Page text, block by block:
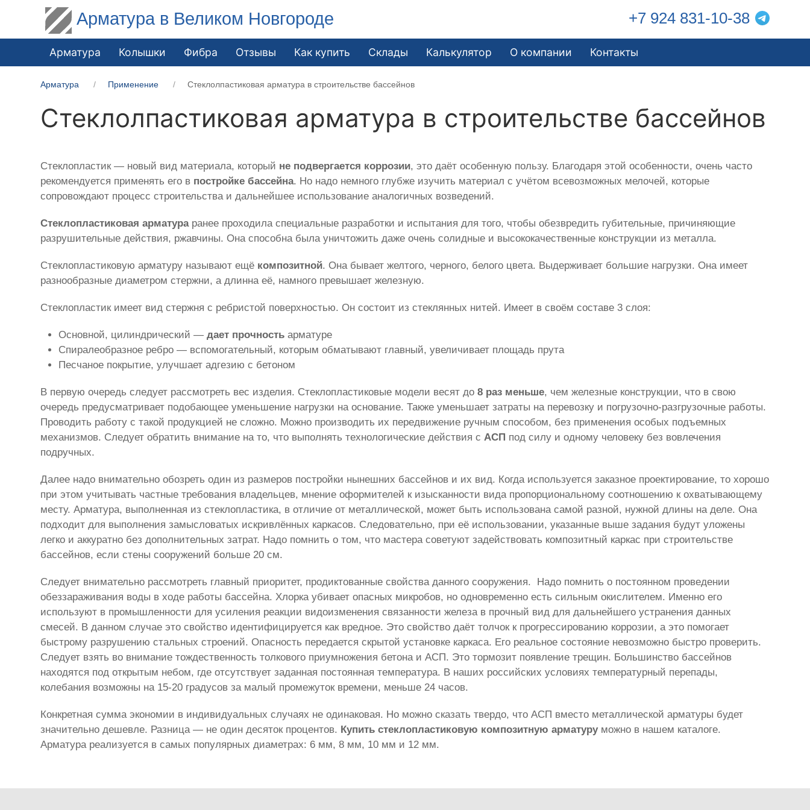
Арматура в Великом Новгороде +7 924 831-10-38
Арматура Колышки Фибра Отзывы Как купить Склады Калькулятор О компании Контакты
Арматура Применение Стеклолпастиковая арматура в строительстве бассейнов
Стеклолпастиковая арматура в строительстве бассейнов
Стеклопластик — новый вид материала, который не подвергается коррозии, это даёт особенную пользу. Благодаря этой особенности, очень часто
рекомендуется применять его в постройке бассейна. Но надо немного глубже изучить материал с учётом всевозможных мелочей, которые
сопровождают процесс строительства и дальнейшее использование аналогичных возведений.
Стеклопластиковая арматураранее проходила специальные разработки и испытания для того, чтобы обезвредить губительные, причиняющие
разрушительные действия, ржавчины. Она способна была уничтожить даже очень солидные и высококачественные конструкции из металла.
Стеклопластиковую арматуру называют ещё композитной. Она бывает желтого, черного, белого цвета. Выдерживает большие нагрузки. Она имеет
разнообразные диаметром стержни, а длинна её, намного превышает железную.
Стеклопластик имеет вид стержня с ребристой поверхностью. Он состоит из стеклянных нитей. Имеет в своём составе 3 слоя:
Основной, цилиндрический —дает прочность арматуре
Спиралеобразное ребро — вспомогательный, которым обматывают главный, увеличивает площадь прута
Песчаное покрытие, улучшает адгезию с бетоном
В первую очередь следует рассмотреть вес изделия. Стеклопластиковые модели весят до8 раз меньше, чем железные конструкции, что в свою
очередь предусматривает подобающее уменьшение нагрузки на основание. Также уменьшает затраты на перевозку и погрузочно-разгрузочные работы.
Проводить работу с такой продукцией не сложно. Можно производить их передвижение ручным способом, без применения особых подъемных
механизмов. Следует обратить внимание на то, что выполнять технологические действия с АСП под силу и одному человеку без вовлечения
подручных.
Далее надо внимательно обозреть один из размеров постройки нынешних бассейнов и их вид. Когда используется заказное проектирование, то хорошо
при этом учитывать частные требования владельцев, мнение оформителей к изысканности вида пропорциональному соотношению к охватывающему
месту. Арматура, выполненная из стеклопластика, в отличие от металлической, может быть использована самой разной, нужной длины на деле. Она
подходит для выполнения замысловатых искривлённых каркасов. Следовательно, при её использовании, указанные выше задания будут уложены
легко и аккуратно без дополнительных затрат. Надо помнить о том, что мастера советуют задействовать композитный каркас при строительстве
бассейнов, если стены сооружений больше 20 см.
Следует внимательно рассмотреть главный приоритет, продиктованные свойства данного сооружения. Надо помнить о постоянном проведении
обеззараживания воды в ходе работы бассейна. Хлорка убивает опасных микробов, но одновременно есть сильным окислителем. Именно его
используют в промышленности для усиления реакции видоизменения связанности железа в прочный вид для дальнейшего устранения данных
смесей. В данном случае это свойство идентифицируется как вредное. Это свойство даёт толчок к прогрессированию коррозии, а это помогает
быстрому разрушению стальных строений. Опасность передается скрытой установке каркаса. Его реальное состояние невозможно быстро проверить.
Следует взять во внимание тождественность толкового приумножения бетона и АСП. Это тормозит появление трещин. Большинство бассейнов
находятся под открытым небом, где отсутствует заданная постоянная температура. В наших российских условиях температурный перепады,
колебания возможны на 15-20 градусов за малый промежуток времени, меньше 24 часов.
Конкретная сумма экономии в индивидуальных случаях не одинаковая. Но можно сказать твердо, что АСП вместо металлической арматуры будет
значительно дешевле. Разница — не один десяток процентов. Купить стеклопластиковую композитную арматуруможно в нашем каталоге.
Арматура реализуется в самых популярных диаметрах: 6 мм, 8 мм, 10 мм и 12 мм.